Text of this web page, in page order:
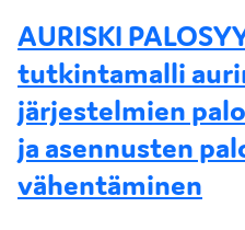
AURISKI
tutkintamalli
järjestelmien
ja asennusten
vähentäminen